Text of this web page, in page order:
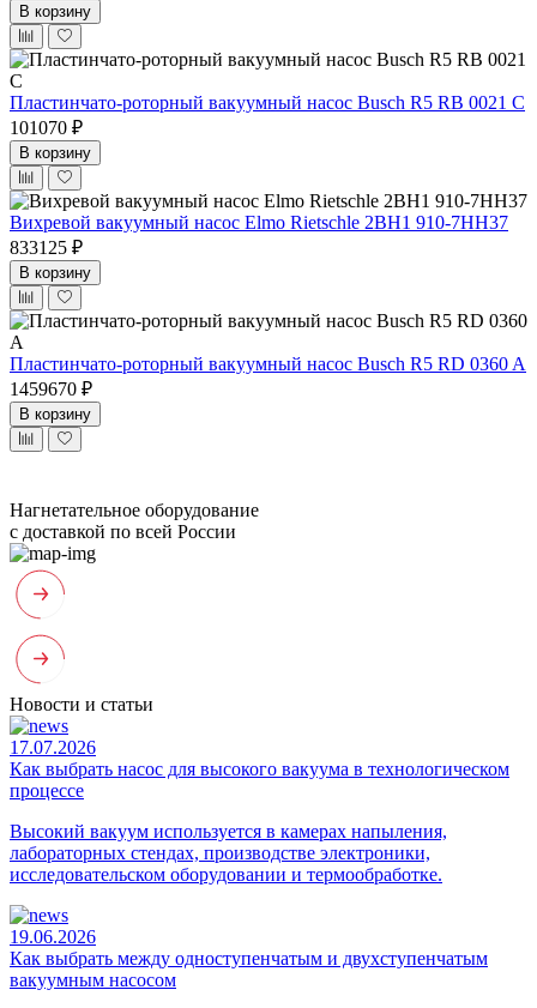
В корзину
Пластинчато-роторный вакуумный насос Busch R5 RB 0021 C
101070 ₽
В корзину
Вихревой вакуумный насос Elmo Rietschle 2BH1 910-7HH37
833125 ₽
В корзину
Пластинчато-роторный вакуумный насос Busch R5 RD 0360 A
1459670 ₽
В корзину
Нагнетательное оборудование
с доставкой по всей России
Новости и статьи
17.07.2026
Как выбрать насос для высокого вакуума в технологическом
процессе
Высокий вакуум используется в камерах напыления,
лабораторных стендах, производстве электроники,
исследовательском оборудовании и термообработке.
19.06.2026
Как выбрать между одноступенчатым и двухступенчатым
вакуумным насосом